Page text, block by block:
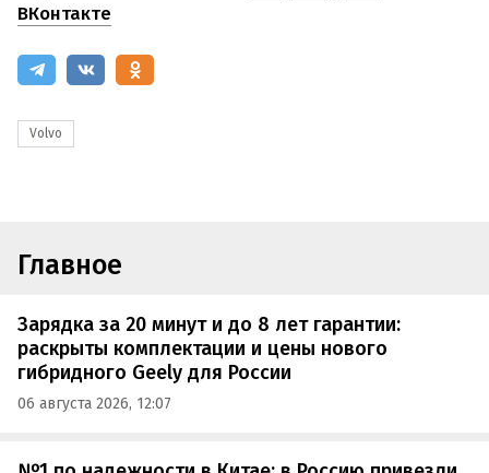
ВКонтакте
Volvo
Главное
Зарядка за 20 минут и до 8 лет гарантии:
раскрыты комплектации и цены нового
гибридного Geely для России
06 августа 2026, 12:07